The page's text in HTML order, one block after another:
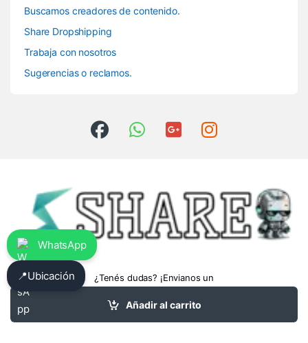
Añadir al carrito
Buscamos creadores de contenido.
Share Dropshipping
Trabaja con nosotros
Sugerencias o reclamos.
¿Tenés dudas? ¡Envianos un
whatsapp!
3413475962
WhatsApp
📍Ubicación